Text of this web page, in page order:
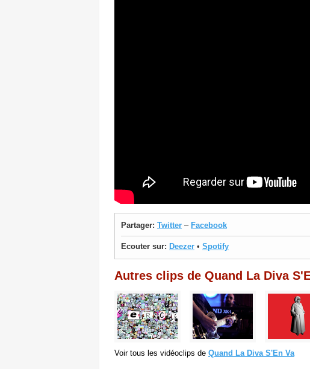
Partager: Twitter – Facebook
Ecouter sur: Deezer • Spotify
Autres clips de Quand La Diva
Voir tous les vidéoclips de Quand La Diva S'En Va